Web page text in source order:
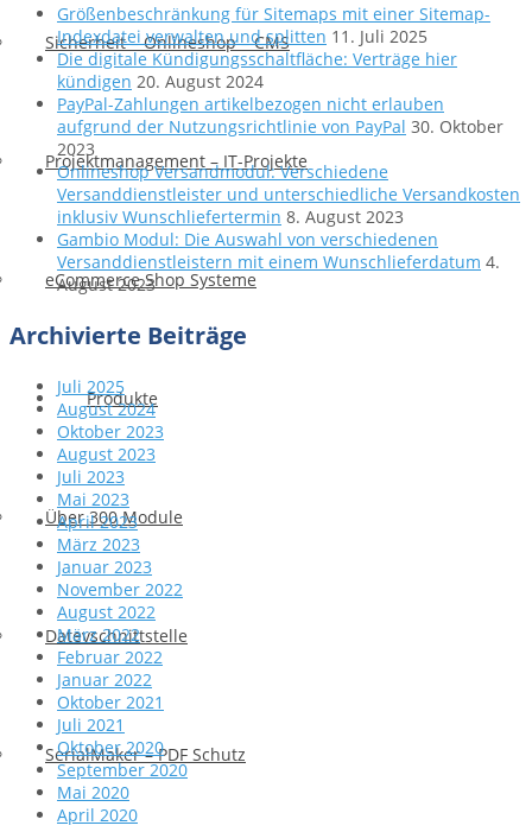
Sicherheit – Onlineshop – CMS
Projektmanagement – IT-Projekte
eCommerce Shop Systeme
Produkte
Über 300 Module
Datevschnittstelle
SerialMaker – PDF Schutz
Größenbeschränkung für Sitemaps mit einer Sitemap-
Indexdatei verwalten und splitten 11. Juli 2025
Die digitale Kündigungsschaltfläche: Verträge hier
kündigen 20. August 2024
PayPal-Zahlungen artikelbezogen nicht erlauben
aufgrund der Nutzungsrichtlinie von PayPal 30. Oktober
2023
Onlineshop Versandmodul: Verschiedene
Versanddienstleister und unterschiedliche Versandkosten
inklusiv Wunschliefertermin 8. August 2023
Gambio Modul: Die Auswahl von verschiedenen
Versanddienstleistern mit einem Wunschlieferdatum 4.
August 2023
Archivierte Beiträge
Juli 2025
August 2024
Oktober 2023
August 2023
Juli 2023
Mai 2023
April 2023
März 2023
Januar 2023
November 2022
August 2022
März 2022
Februar 2022
Januar 2022
Oktober 2021
Juli 2021
Oktober 2020
September 2020
Mai 2020
April 2020